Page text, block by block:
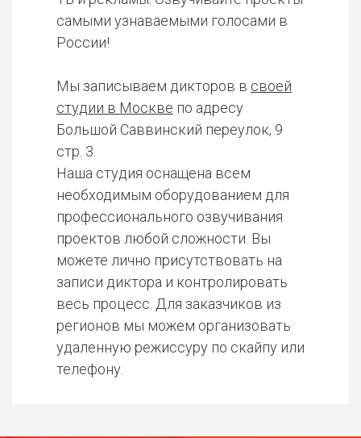
самыми узнаваемыми голосами в
России!
Мы записываем дикторов в своей
студии в Москве по адресу
Большой Саввинский переулок, 9
стр. 3.
Наша студия оснащена всем
необходимым оборудованием для
профессионального озвучивания
проектов любой сложности. Вы
можете лично присутствовать на
записи диктора и контролировать
весь процесс. Для заказчиков из
регионов мы можем организовать
удаленную режиссуру по скайпу или
телефону.